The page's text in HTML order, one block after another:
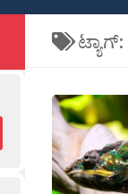
ಟ್ಯಾಗ್: